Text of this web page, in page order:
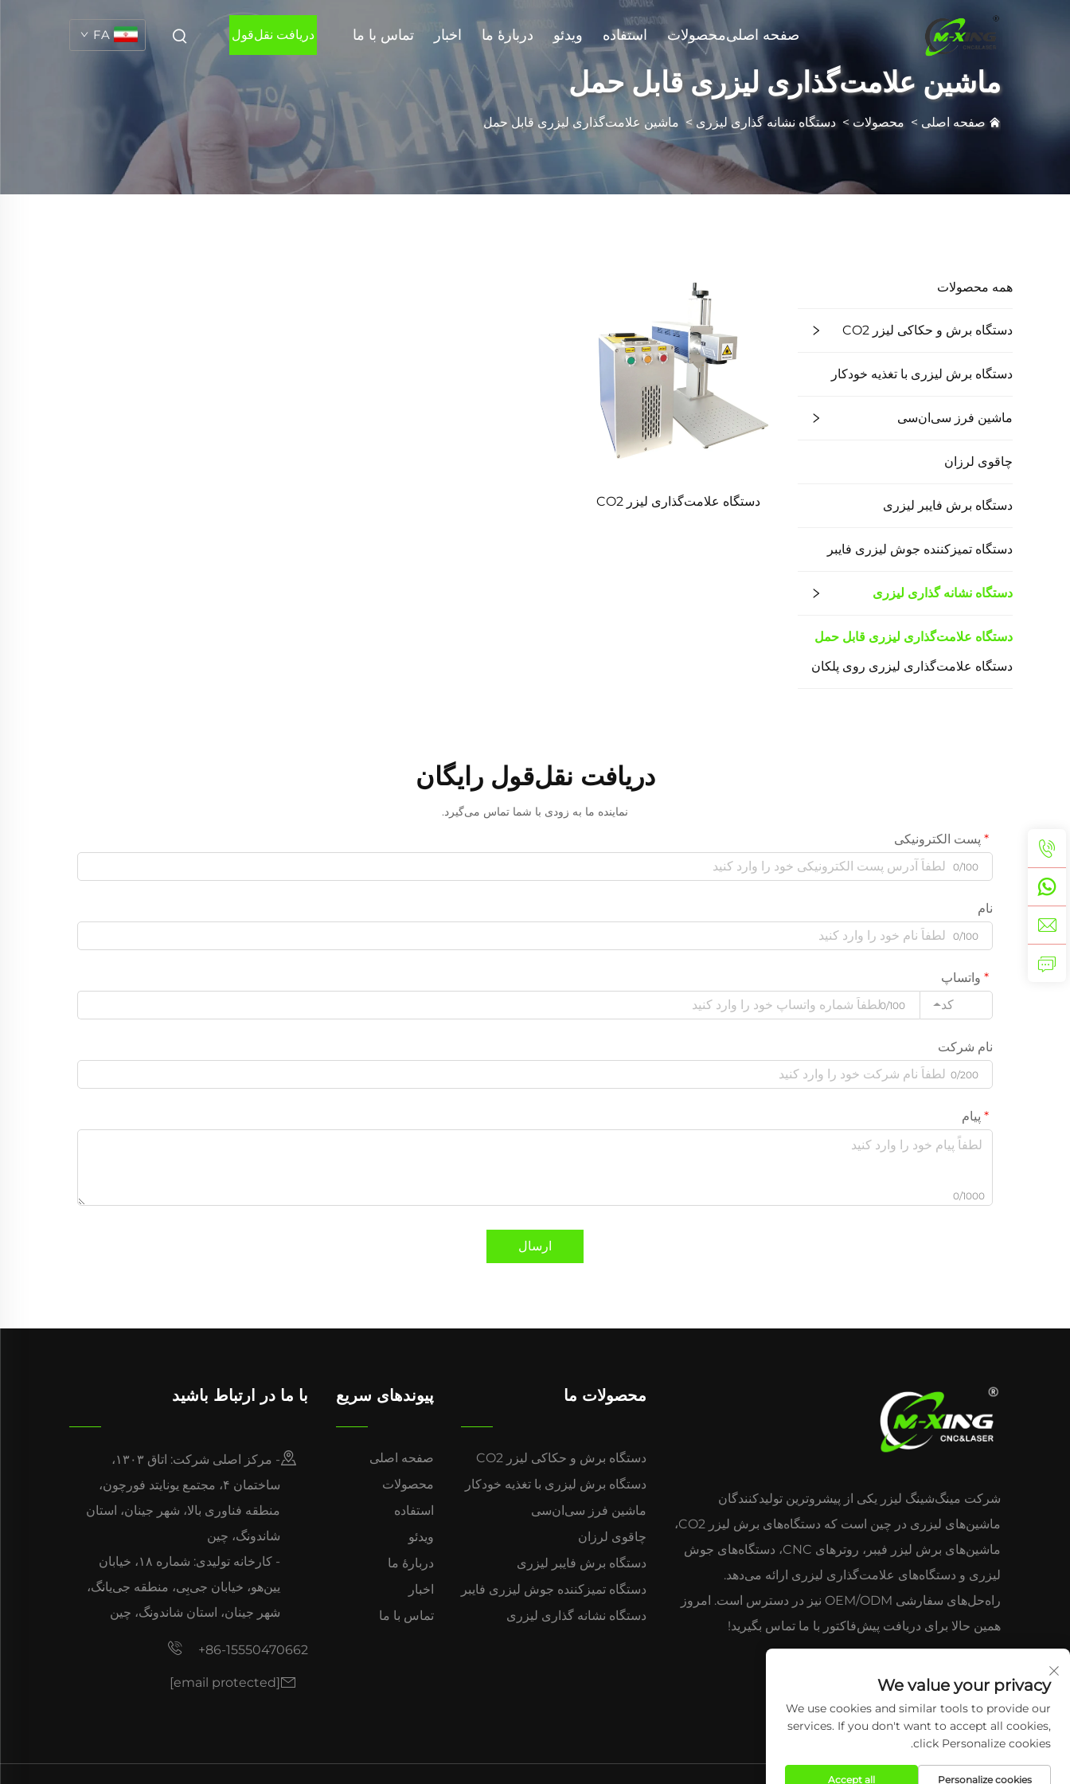
صفحه اصلیمحصولات استفاده ویدئو دربارهٔ ما اخبار تماس با ما دریافت نقل‌قول FA
ماشین علامت‌گذاری لیزری قابل حمل
صفحه اصلی > محصولات >دستگاه نشانه گذاری لیزری > ماشین علامت‌گذاری لیزری قابل حمل
همه محصولات
دستگاه برش و حکاکی لیزر CO2
دستگاه برش لیزری با تغذیه خودکار
ماشین فرز سی‌ان‌سی
چاقوی لرزان
دستگاه برش فایبر لیزری
دستگاه تمیزکننده جوش لیزری فایبر
دستگاه نشانه گذاری لیزری
دستگاه علامت‌گذاری لیزری قابل حمل
دستگاه علامت‌گذاری لیزری روی پلکان
دستگاه علامت‌گذاری لیزر CO2
دریافت نقل‌قول رایگان
نماینده ما به زودی با شما تماس می‌گیرد.
پست الکترونیکی
0/100
نام
0/100
واتساپ
کد
0/100
نام شرکت
0/200
پیام
0/1000
ارسال
شرکت مینگ‌شینگ لیزر یکی از پیشروترین تولیدکنندگان
ماشین‌های لیزری در چین است که دستگاه‌های برش لیزر CO2،
ماشین‌های برش لیزر فیبر، روترهای CNC، دستگاه‌های جوش
لیزری و دستگاه‌های علامت‌گذاری لیزری ارائه می‌دهد.
راه‌حل‌های سفارشی OEM/ODM نیز در دسترس است. امروز
همین حالا برای دریافت پیش‌فاکتور با ما تماس بگیرید!
محصولات ما
دستگاه برش و حکاکی لیزر CO2
دستگاه برش لیزری با تغذیه خودکار
ماشین فرز سی‌ان‌سی
چاقوی لرزان
دستگاه برش فایبر لیزری
دستگاه تمیزکننده جوش لیزری فایبر
دستگاه نشانه گذاری لیزری
پیوندهای سریع
صفحه اصلی
محصولات
استفاده
ویدئو
دربارهٔ ما
اخبار
تماس با ما
با ما در ارتباط باشید
- مرکز اصلی شرکت: اتاق ۱۳۰۳،
ساختمان ۴، مجتمع یونایتد فورچون،
منطقه فناوری بالا، شهر جینان، استان
شاندونگ، چین
- کارخانه تولیدی: شماره ۱۸، خیابان
یین‌هو، خیابان جی‌بِی، منطقه جی‌یانگ،
شهر جینان، استان شاندونگ، چین
+86-15550470662
[email protected] We value your privacy
We use cookies and similar tools to provide our
services. If you don't want to accept all cookies,
click Personalize cookies.
Personalize cookies
Accept all